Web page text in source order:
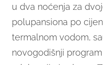
u dva noćenja za
polupansiona po
termalnom vodom,
novogodišnji